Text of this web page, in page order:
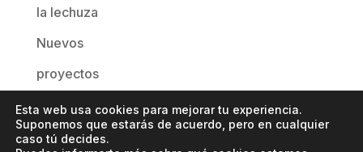
la lechuza
Nuevos
proyectos
reflexión
Sin categoría
Esta web usa cookies para mejorar tu experiencia.
Suponemos que estarás de acuerdo, pero en cualquier
caso tú decides.